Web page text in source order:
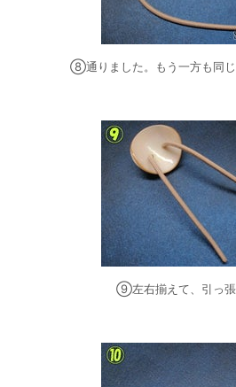
⑧通りました。もう一方も同じ
⑨左右揃えて、引っ張